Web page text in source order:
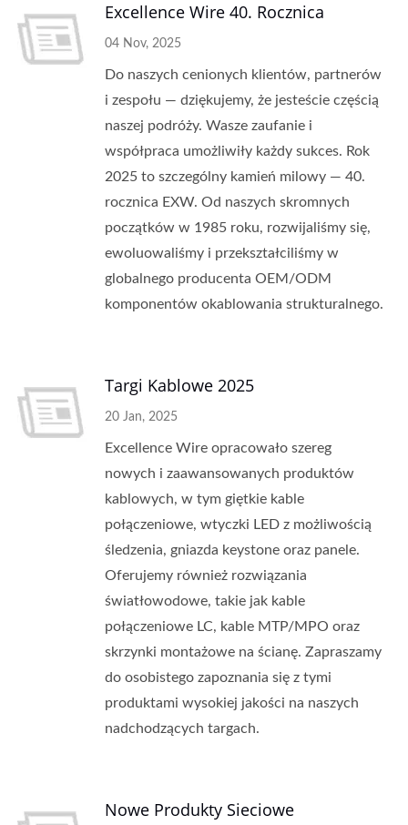
Excellence Wire 40. Rocznica
04 Nov, 2025
Do naszych cenionych klientów, partnerów
i zespołu — dziękujemy, że jesteście częścią
naszej podróży. Wasze zaufanie i
współpraca umożliwiły każdy sukces. Rok
2025 to szczególny kamień milowy — 40.
rocznica EXW. Od naszych skromnych
początków w 1985 roku, rozwijaliśmy się,
ewoluowaliśmy i przekształciliśmy w
globalnego producenta OEM/ODM
komponentów okablowania strukturalnego.
Targi Kablowe 2025
20 Jan, 2025
Excellence Wire opracowało szereg
nowych i zaawansowanych produktów
kablowych, w tym giętkie kable
połączeniowe, wtyczki LED z możliwością
śledzenia, gniazda keystone oraz panele.
Oferujemy również rozwiązania
światłowodowe, takie jak kable
połączeniowe LC, kable MTP/MPO oraz
skrzynki montażowe na ścianę. Zapraszamy
do osobistego zapoznania się z tymi
produktami wysokiej jakości na naszych
nadchodzących targach.
Nowe Produkty Sieciowe